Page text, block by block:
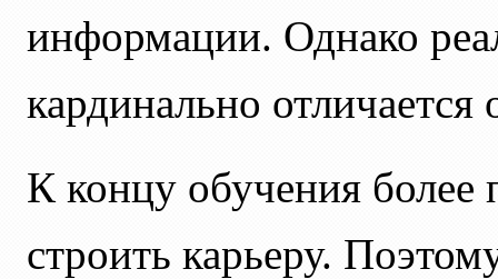
информации. Однако
кардинально отличается
К концу обучения более
строить карьеру.